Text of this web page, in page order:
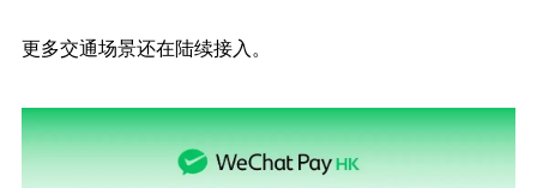
更多交通场景还在陆续接入。